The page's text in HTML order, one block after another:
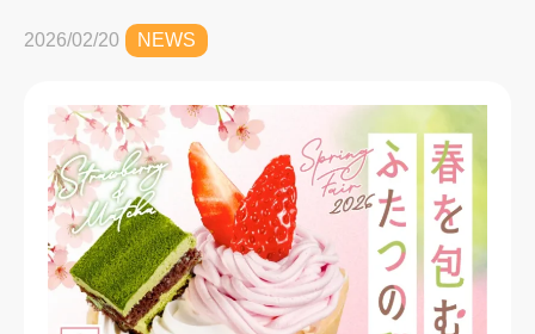
2026/02/20 NEWS